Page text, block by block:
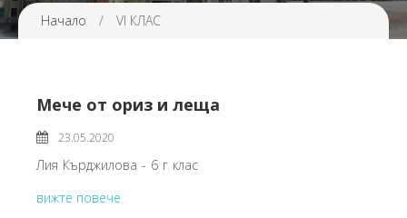
Контакти
Начало / VI КЛАС
Мече от ориз и леща
23.05.2020
Лия Кърджилова - 6 г клас
вижте повече